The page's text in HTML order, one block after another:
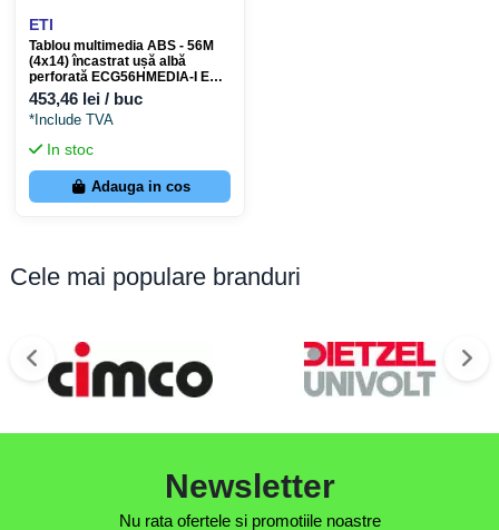
ETI
Tablou multimedia ABS - 56M
(4x14) încastrat ușă albă
perforată ECG56HMEDIA-I ETI
001100133
453,46 lei / buc
*Include TVA
In stoc
Adauga in cos
Cele mai populare branduri
Newsletter
Nu rata ofertele si promotiile noastre